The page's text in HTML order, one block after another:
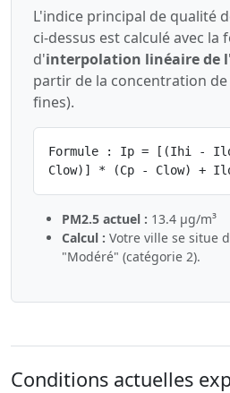
L'indice principal de qualité
ci-dessus est calculé avec la
d'interpolation linéaire de
partir de la concentration de
fines).
Formule : Ip = [(Ihi -
Clow)] * (Cp - Clow) +
PM2.5 actuel : 13.4 µg/m³
Calcul : Votre ville se situe
"Modéré" (catégorie 2).
Conditions actuelles